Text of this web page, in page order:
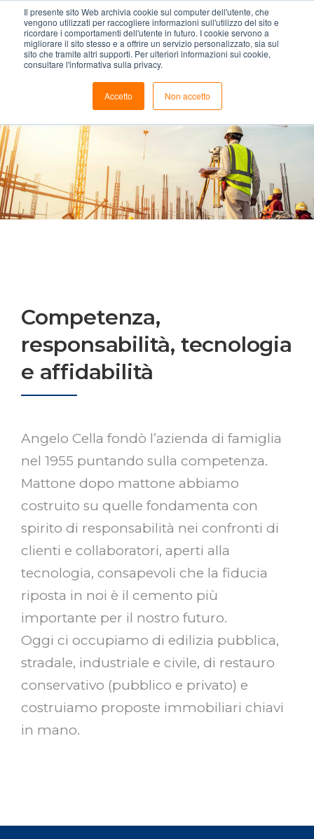
Il presente sito Web archivia cookie sul computer dell'utente, che
vengono utilizzati per raccogliere informazioni sull'utilizzo del sito e
ricordare i comportamenti dell'utente in futuro. I cookie servono a
migliorare il sito stesso e a offrire un servizio personalizzato, sia sul
sito che tramite altri supporti. Per ulteriori informazioni sui cookie,
consultare l'informativa sulla privacy.
Accetto Non accetto
Skip
content
Cella Costruzioni
Competenza,
responsabilità, tecnologia
e affidabilità
Angelo Cella fondò l’azienda di famiglia
nel 1955 puntando sulla competenza.
Mattone dopo mattone abbiamo
costruito su quelle fondamenta con
spirito di responsabilità nei confronti di
clienti e collaboratori, aperti alla
tecnologia, consapevoli che la fiducia
riposta in noi è il cemento più
importante per il nostro futuro.
Oggi ci occupiamo di edilizia pubblica,
stradale, industriale e civile, di restauro
conservativo (pubblico e privato) e
costruiamo proposte immobiliari chiavi
in mano.